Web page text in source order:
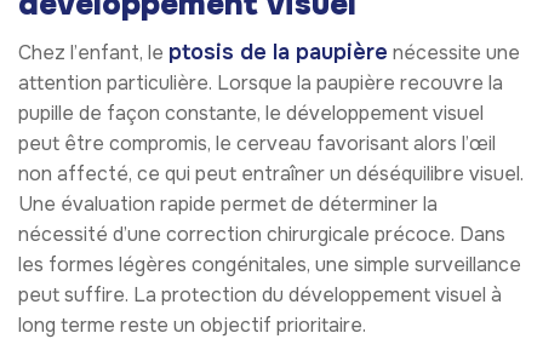
Chez l’enfant, le ptosis de la paupière nécessite une
attention particulière. Lorsque la paupière recouvre la
pupille de façon constante, le développement visuel
peut être compromis, le cerveau favorisant alors l’œil
non affecté, ce qui peut entraîner un déséquilibre visuel.
Une évaluation rapide permet de déterminer la
nécessité d’une correction chirurgicale précoce. Dans
les formes légères congénitales, une simple surveillance
peut suffire. La protection du développement visuel à
long terme reste un objectif prioritaire.